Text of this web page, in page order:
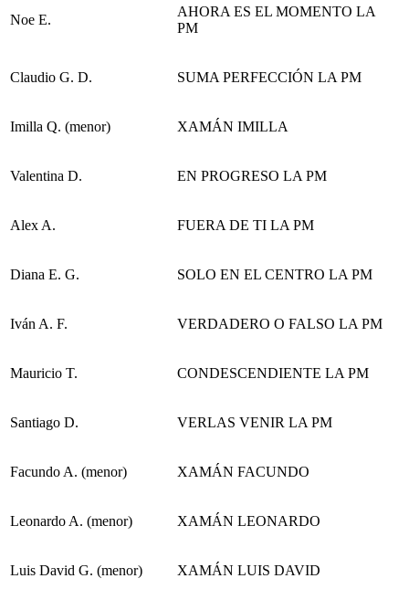
Noe E.
AHORA ES EL MOMENTO LA
PM
Claudio G. D. SUMA PERFECCIÓN LA PM
Imilla Q. (menor) XAMÁN IMILLA
Valentina D. EN PROGRESO LA PM
Alex A. FUERA DE TI LA PM
Diana E. G. SOLO EN EL CENTRO LA PM
Iván A. F. VERDADERO O FALSO LA PM
Mauricio T. CONDESCENDIENTE LA PM
Santiago D. VERLAS VENIR LA PM
Facundo A. (menor) XAMÁN FACUNDO
Leonardo A. (menor) XAMÁN LEONARDO
Luis David G. (menor) XAMÁN LUIS DAVID